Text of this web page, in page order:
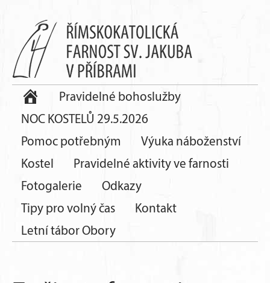
Pravidelné bohoslužby
NOC KOSTELŮ 29.5.2026
Pomoc potřebným
Výuka náboženství
Kostel
Pravidelné aktivity ve farnosti
Fotogalerie
Odkazy
Tipy pro volný čas
Kontakt
Letní tábor Obory